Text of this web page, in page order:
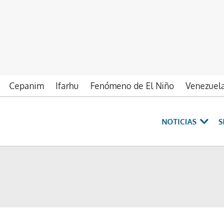
Cepanim Ifarhu Fenómeno de El Niño
NOTICIAS